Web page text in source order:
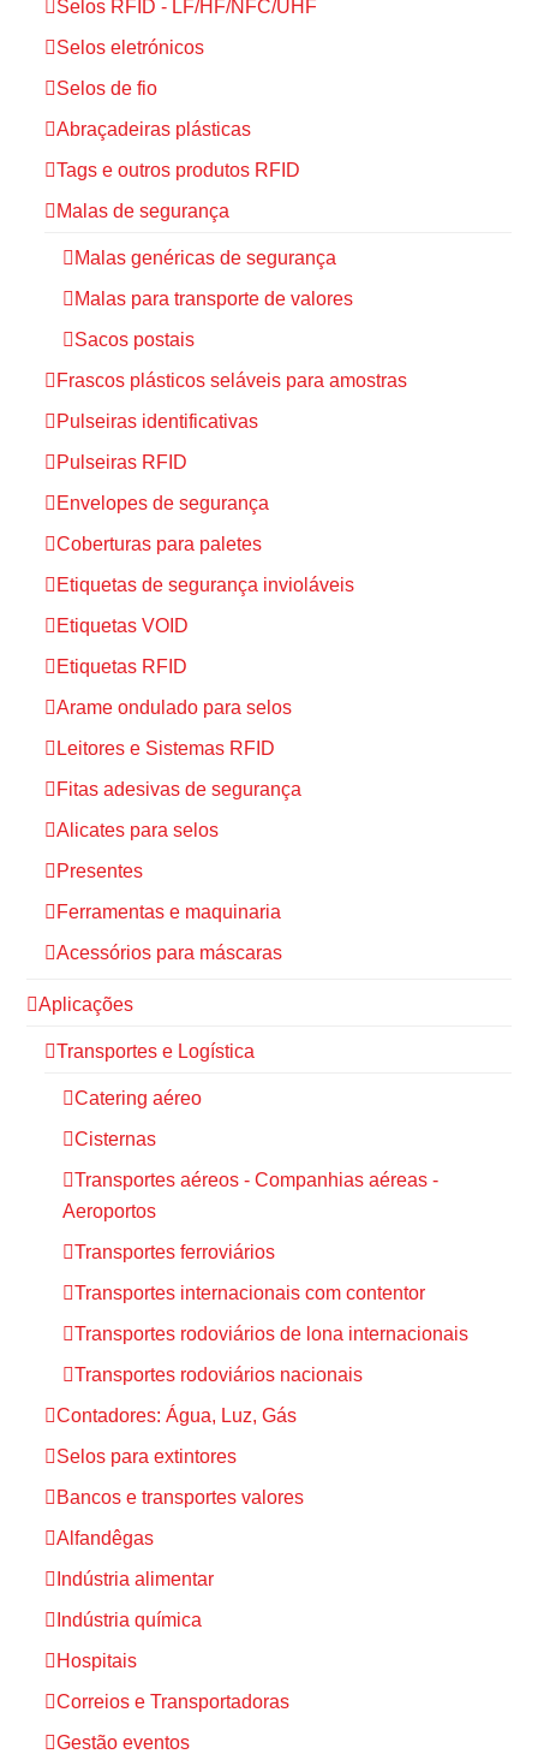
Selos RFID - LF/HF/NFC/UHF
Selos eletrónicos
Selos de fio
Abraçadeiras plásticas
Tags e outros produtos RFID
Malas de segurança
Malas genéricas de segurança
Malas para transporte de valores
Sacos postais
Frascos plásticos seláveis para amostras
Pulseiras identificativas
Pulseiras RFID
Envelopes de segurança
Coberturas para paletes
Etiquetas de segurança invioláveis
Etiquetas VOID
Etiquetas RFID
Arame ondulado para selos
Leitores e Sistemas RFID
Fitas adesivas de segurança
Alicates para selos
Presentes
Ferramentas e maquinaria
Acessórios para máscaras
Aplicações
Transportes e Logística
Catering aéreo
Cisternas
Transportes aéreos - Companhias aéreas -
Aeroportos
Transportes ferroviários
Transportes internacionais com contentor
Transportes rodoviários de lona internacionais
Transportes rodoviários nacionais
Contadores: Água, Luz, Gás
Selos para extintores
Bancos e transportes valores
Alfandêgas
Indústria alimentar
Indústria química
Hospitais
Correios e Transportadoras
Gestão eventos